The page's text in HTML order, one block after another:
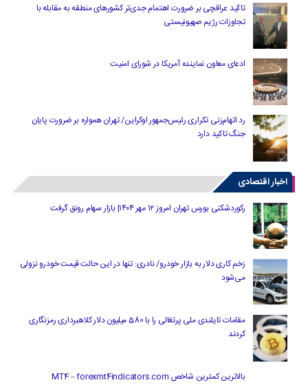
تاکید عراقچی بر ضرورت اهتمام جدی‌تر کشورهای منطقه به مقابله با
تجاوزات رژیم صهیونیستی
ادعای معاون نماینده آمریکا در شورای امنیت
رد اتهام‌زنی تکراری رئیس‌جمهور اوکراین/ تهران همواره بر ضرورت پایان
جنگ تاکید دارد
اخبار اقتصادی
رکوردشکنی بورس تهران امروز ۱۲ مهر ۱۴۰۴| بازار سهام رونق گرفت
زخم کاری دلار به بازار خودرو/ نادری: تنها در این حالت قیمت خودرو نزولی
می‌شود
مقامات تایلندی ملی پرتغالی را با 580 میلیون دلار کلاهبرداری رمزنگاری
کردند
بالاترین کمترین شاخص MT4 – forexmt4indicators.com